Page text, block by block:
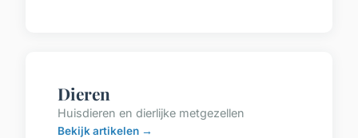
Dieren
Huisdieren en dierlijke metgezellen
Bekijk artikelen →